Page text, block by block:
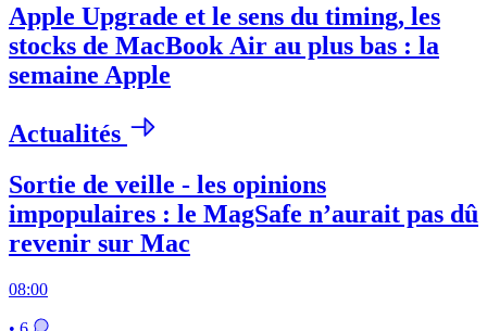
Apple Upgrade et le sens du timing, les
stocks de MacBook Air au plus bas : la
semaine Apple
Actualités
Sortie de veille - les opinions
impopulaires : le MagSafe n’aurait pas dû
revenir sur Mac
08:00